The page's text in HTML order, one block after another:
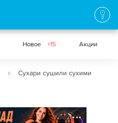
Новое +15 Акции
Сухари сушили сухими